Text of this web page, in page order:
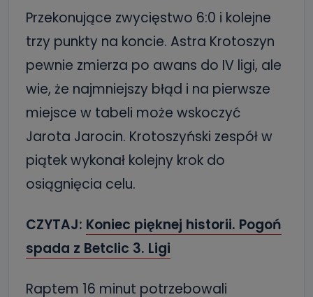
Przekonujące zwycięstwo 6:0 i kolejne
trzy punkty na koncie. Astra Krotoszyn
pewnie zmierza po awans do IV ligi, ale
wie, że najmniejszy błąd i na pierwsze
miejsce w tabeli może wskoczyć
Jarota Jarocin. Krotoszyński zespół w
piątek wykonał kolejny krok do
osiągnięcia celu.
CZYTAJ: Koniec pięknej historii. Pogoń
spada z Betclic 3. Ligi
Raptem 16 minut potrzebowali